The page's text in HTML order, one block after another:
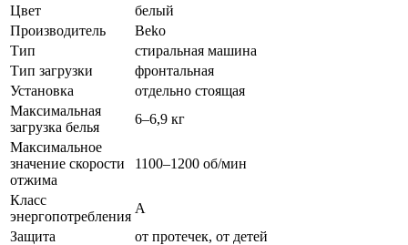
Цвет
белый
Производитель
Beko
Тип
стиральная машина
Тип загрузки
фронтальная
Установка
отдельно стоящая
Максимальная
загрузка белья
6–6,9 кг
Максимальное
значение скорости
отжима
1100–1200 об/мин
Класс
энергопотребления
A
Защита
от протечек, от детей